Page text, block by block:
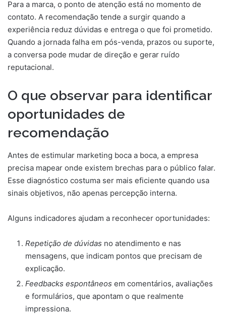
Para a marca, o ponto de atenção está no momento de
contato. A recomendação tende a surgir quando a
experiência reduz dúvidas e entrega o que foi prometido.
Quando a jornada falha em pós-venda, prazos ou suporte,
a conversa pode mudar de direção e gerar ruído
reputacional.
O que observar para identificar
oportunidades de
recomendação
Antes de estimular marketing boca a boca, a empresa
precisa mapear onde existem brechas para o público falar.
Esse diagnóstico costuma ser mais eficiente quando usa
sinais objetivos, não apenas percepção interna.
Alguns indicadores ajudam a reconhecer oportunidades:
Repetição de dúvidas no atendimento e nas
mensagens, que indicam pontos que precisam de
explicação.
Feedbacks espontâneos em comentários, avaliações
e formulários, que apontam o que realmente
impressiona.